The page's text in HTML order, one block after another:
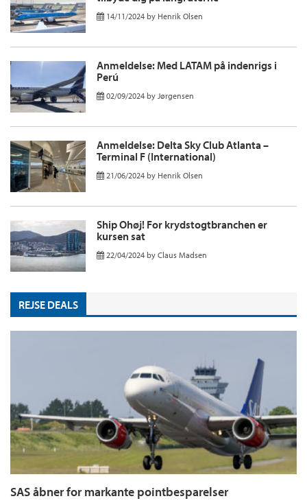
14/11/2024 by Henrik Olsen
Anmeldelse: Med LATAM på indenrigs i
Perú
02/09/2024 by Jørgensen
Anmeldelse: Delta Sky Club Atlanta –
Terminal F (International)
21/06/2024 by Henrik Olsen
Ship Ohøj! For krydstogtbranchen er
kursen sat
22/04/2024 by Claus Madsen
REJSE DEALS
SAS åbner for markante pointbesparelser